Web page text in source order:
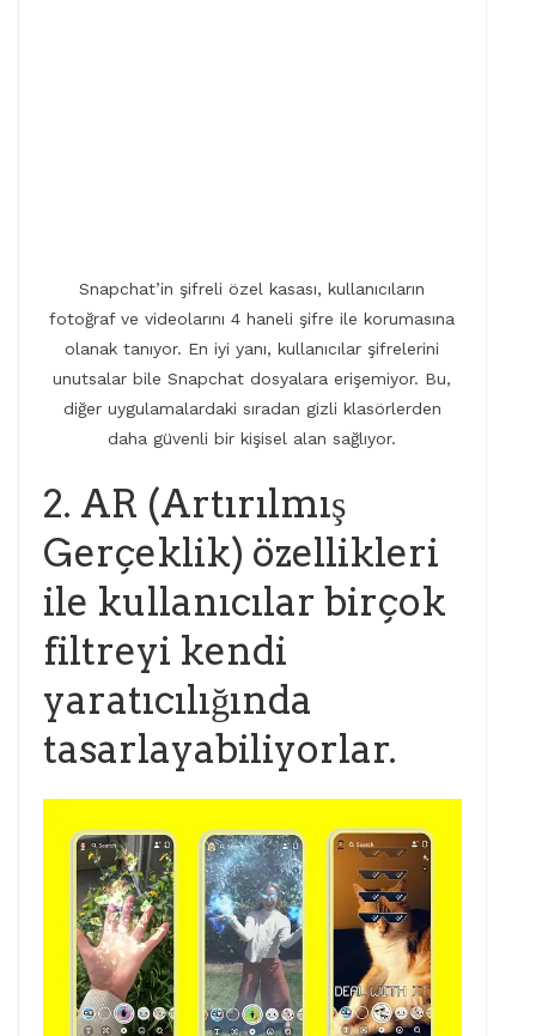
Snapchat’in şifreli özel kasası, kullanıcıların
fotoğraf ve videolarını 4 haneli şifre ile korumasına
olanak tanıyor. En iyi yanı, kullanıcılar şifrelerini
unutsalar bile Snapchat dosyalara erişemiyor. Bu,
diğer uygulamalardaki sıradan gizli klasörlerden
daha güvenli bir kişisel alan sağlıyor.
2. AR (Artırılmış
Gerçeklik) özellikleri
ile kullanıcılar birçok
filtreyi kendi
yaratıcılığında
tasarlayabiliyorlar.